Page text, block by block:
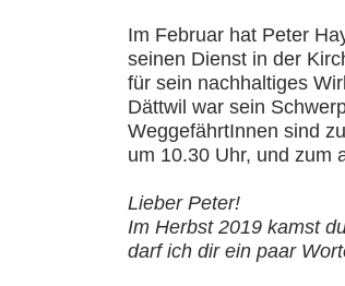
Im Februar hat Peter
seinen Dienst in der
für sein nachhaltiges
Dättwil war sein
WeggefährtInnen sind
um 10.30 Uhr, und zum
Lieber Peter!
Im Herbst 2019 kamst
darf ich dir ein paar